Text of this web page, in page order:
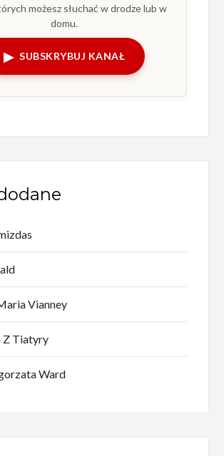
możesz słuchać w drodze lub w
domu.
▶ SUBSKRYBUJ KANAŁ
Vianney
Z Tiatyry
Ward